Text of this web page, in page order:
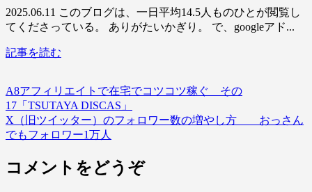
2025.06.11 このブログは、一日平均14.5人ものひとが閲覧し
てくださっている。 ありがたいかぎり。 で、googleアド...
記事を読む
A8アフィリエイトで在宅でコツコツ稼ぐ その
17「TSUTAYA DISCAS」
X（旧ツイッター）のフォロワー数の増やし方 おっさん
でもフォロワー1万人
コメントをどうぞ